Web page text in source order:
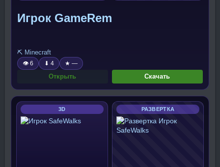
Игрок GameRem
⛏️ Minecraft
👁 6 ⬇ 4 ★ —
Открыть Скачать
3D РАЗВЕРТКА